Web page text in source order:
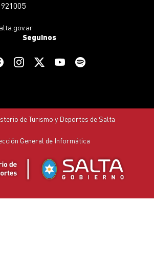
Seguinos
de Turismo y Deportes de Salta
General de Informática